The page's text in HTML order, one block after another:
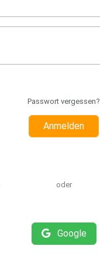
Passwort vergessen?
Anmelden
oder
Google